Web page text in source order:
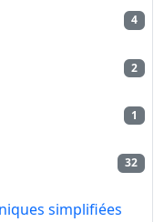
4
2
1
32
simplifiées